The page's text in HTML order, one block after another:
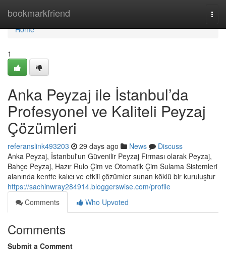
bookmarkfriend
Home
Home
1
Anka Peyzaj ile İstanbul’da
Profesyonel ve Kaliteli Peyzaj
Çözümleri
referanslink493203 29 days ago News
Discuss
Anka Peyzaj, İstanbul'un Güvenilir Peyzaj Firması olarak Peyzaj,
Bahçe Peyzaj, Hazır Rulo Çim ve Otomatik Çim Sulama Sistemleri
alanında kentte kalıcı ve etkili çözümler sunan köklü bir kuruluştur
https://sachinwray284914.bloggerswise.com/profile
Comments
Who Upvoted
Comments
Submit a Comment